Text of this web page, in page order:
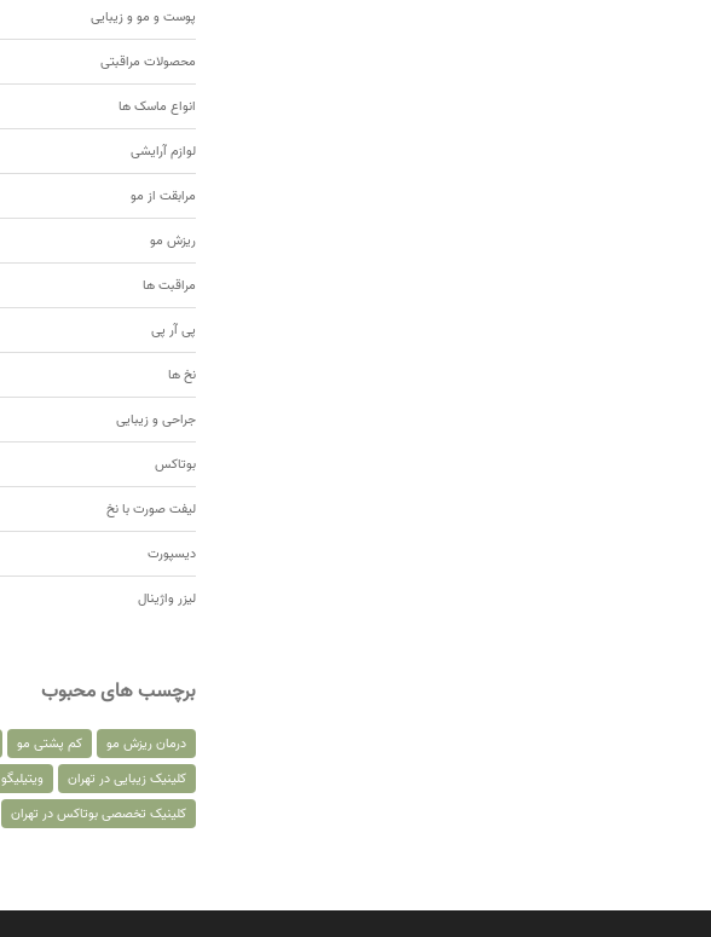
پوست و مو و زیبایی
محصولات مراقبتی
انواع ماسک ها
لوازم آرایشی
مرابقت از مو
ریزش مو
مراقبت ها
پی آر پی
نخ ها
جراحی و زیبایی
بوتاکس
لیفت صورت با نخ
دیسپورت
لیزر واژینال
برچسب های محبوب
درمان ریزش مو کم پشتی مو
کلینیک زیبایی در تهران
ویتیلیگو
کلینیک تخصصی بوتاکس در تهران